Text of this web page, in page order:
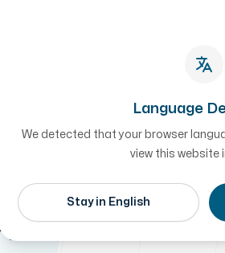
Language
We detected that your browser
view this website
Stay in English
نظام